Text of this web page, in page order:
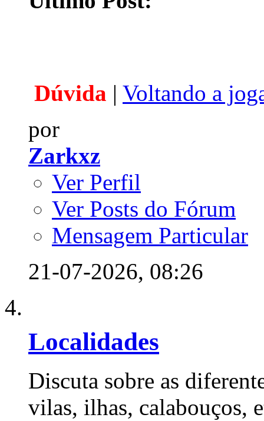
Dúvida | Voltando a
por
Zarkxz
Ver Perfil
Ver Posts do Fórum
Mensagem Particular
21-07-2026, 08:26
Localidades
Discuta sobre as
vilas, ilhas, calabouços,